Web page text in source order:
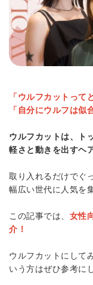
「ウルフカットって
「自分にウルフは似
ウルフカットは、ト
軽さと動きを出すヘ
取り入れるだけでぐ
幅広い世代に人気を
この記事では、 女性
介！
ウルフカットにして
いう方はぜひ参考に